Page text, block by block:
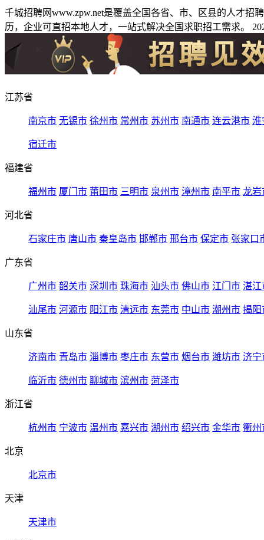
千城招聘网www.zpw.net是覆盖全国各省、市、区县的人才
历，企业可直招本地人才，一站式解决全国求职招工需求。
江苏省
南京市 无锡市 徐州市 常州市 苏州市 南通市 连云港市 淮
宿迁市
福建省
福州市 厦门市 莆田市 三明市 泉州市 漳州市 南平市 龙岩
河北省
石家庄市 唐山市 秦皇岛市 邯郸市 邢台市 保定市 张家口
广东省
广州市 韶关市 深圳市 珠海市 汕头市 佛山市 江门市 湛江
汕尾市 河源市 阳江市 清远市 东莞市 中山市 潮州市 揭阳
山东省
济南市 青岛市 淄博市 枣庄市 东营市 烟台市 潍坊市 济宁
临沂市 德州市 聊城市 滨州市 菏泽市
浙江省
杭州市 宁波市 温州市 嘉兴市 湖州市 绍兴市 金华市 衢州
北京
北京市
天津
天津市